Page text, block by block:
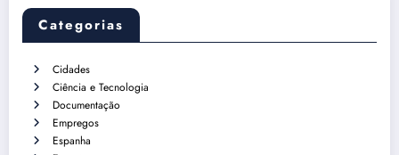
Categorias
Cidades
Ciência e Tecnologia
Documentação
Empregos
Espanha